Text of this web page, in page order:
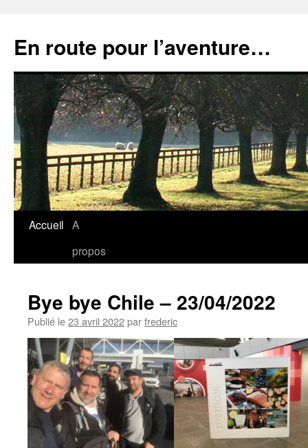
contenu
En route pour l’aventure…
Accueil A
propos
Bye bye Chile – 23/04/2022
Publié le23 avril 2022parfrederic